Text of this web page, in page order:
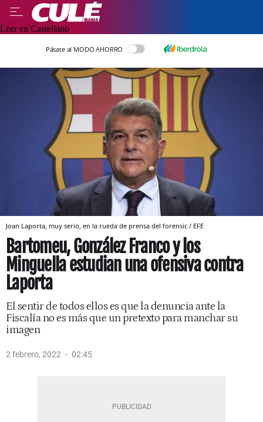
Leer en Castellano
Pásate al MODO AHORRO
Joan Laporta, muy serio, en la rueda de prensa del forensic / EFE
Bartomeu, González Franco y los
Minguella estudian una ofensiva contra
Laporta
El sentir de todos ellos es que la denuncia ante la
Fiscalía no es más que un pretexto para manchar su
imagen
2 febrero, 2022 02:45